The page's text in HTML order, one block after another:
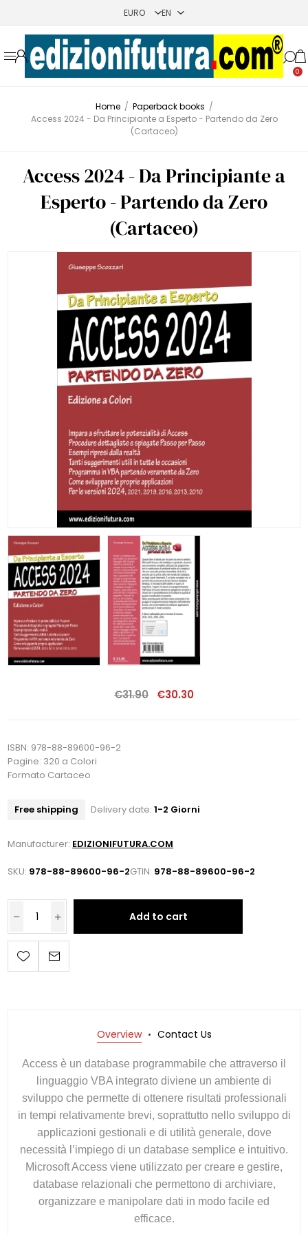
0
Home / Paperback books /
Access 2024 - Da Principiante a Esperto - Partendo da Zero
(Cartaceo)
Access 2024 - Da Principiante a
Esperto - Partendo da Zero
(Cartaceo)
€31.90 €30.30
ISBN: 978-88-89600-96-2
Pagine: 320 a Colori
Formato Cartaceo
Free shipping Delivery date: 1-2 Giorni
Manufacturer: EDIZIONIFUTURA.COM
SKU: 978-88-89600-96-2GTIN: 978-88-89600-96-2
Add to cart
Overview Contact Us
Access è un database programmabile che attraverso il
linguaggio VBA integrato diviene un ambiente di
sviluppo che permette di ottenere risultati professionali
in tempi relativamente brevi, soprattutto nello sviluppo di
applicazioni gestionali e di utilità generale, dove
necessità l’impiego di un database semplice e intuitivo.
Microsoft Access viene utilizzato per creare e gestire,
database relazionali che permettono di archiviare,
organizzare e manipolare dati in modo facile ed
efficace.